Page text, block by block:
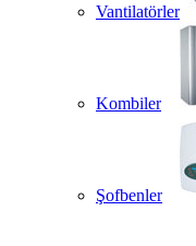
Vantilatörler
Kombiler
Şofbenler